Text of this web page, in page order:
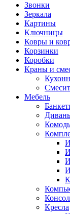
Звонки
Зеркала
Картины
Ключницы
Ковры и
Корзинки
Коробки
Краны и
Мебель
Кресла